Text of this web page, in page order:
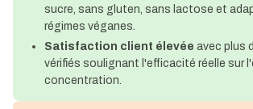
sucre, sans gluten, sans lactose et
régimes véganes.
Satisfaction client élevée avec plus
vérifiés soulignant l'efficacité réelle sur
concentration.